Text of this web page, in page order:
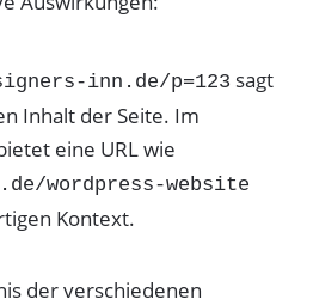
inn.de/p=123 sagt
Inhalt der Seite. Im
eine URL wie
wordpress-website
Kontext.
der verschiedenen